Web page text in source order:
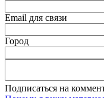
Email для связи
Город
Подписаться на